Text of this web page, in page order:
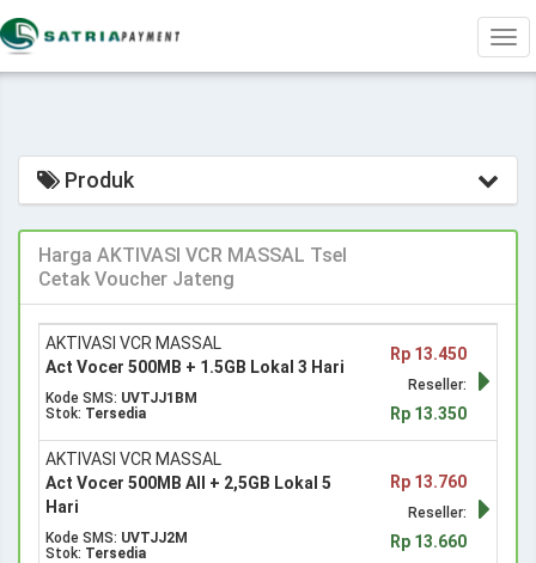
Produk
Harga AKTIVASI VCR MASSAL Tsel
Cetak Voucher Jateng
AKTIVASI VCR MASSAL
Act Vocer 500MB + 1.5GB Lokal 3 Hari
Kode SMS: UVTJJ1BM
Stok: Tersedia
Rp 13.450
Reseller:
Rp 13.350
AKTIVASI VCR MASSAL
Act Vocer 500MB All + 2,5GB Lokal 5
Hari
Kode SMS: UVTJJ2M
Stok: Tersedia
Rp 13.760
Reseller:
Rp 13.660